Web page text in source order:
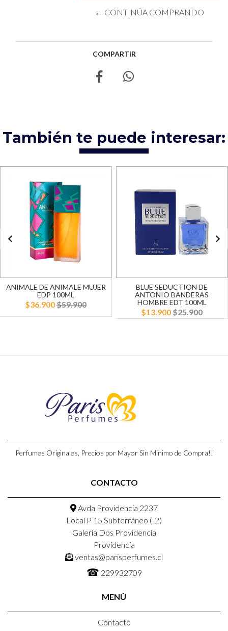
← CONTINÚA COMPRANDO
COMPARTIR
También te puede interesar:
ANIMALE DE ANIMALE MUJER
EDP 100ML
$36.900$59.900
BLUE SEDUCTION DE
ANTONIO BANDERAS
HOMBRE EDT 100ML
$13.900$25.900
Perfumes Originales, Precios por Mayor Sin Minimo de Compra!!
CONTACTO
Avda Providencia 2237
Local P 15,Subterráneo (-2)
Galeria Dos Providencia
Providencia
ventas@parisperfumes.cl
☎ 229932709
MENÚ
Contacto